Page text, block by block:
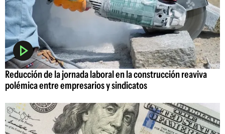
Reducción de la jornada laboral en la construcción reaviva
polémica entre empresarios y sindicatos